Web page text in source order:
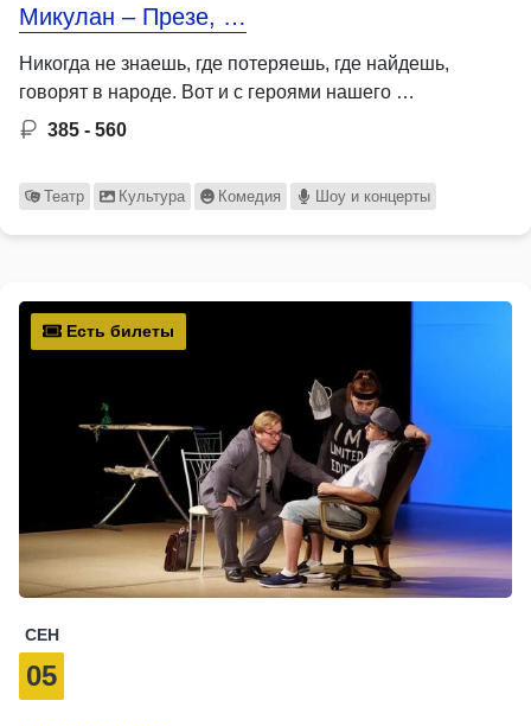
Микулан – Презе, …
Никогда не знаешь, где потеряешь, где найдешь,
говорят в народе. Вот и с героями нашего …
385 - 560
Театр Культура Комедия Шоу и концерты
Есть билеты
СЕН
05